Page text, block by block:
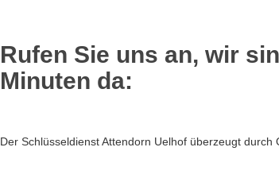
Rufen Sie uns an, wir
Minuten da:
Der Schlüsseldienst Attendorn Uelhof überzeugt durch